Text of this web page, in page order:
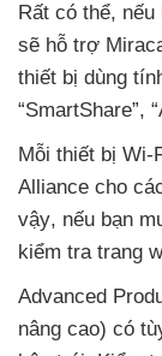
Rất có thể, nếu
sẽ hỗ trợ
thiết bị dùng
“SmartShare”,
Mỗi thiết bị Wi-
Alliance cho
vậy, nếu bạn
kiểm tra trang
Advanced
nâng cao) có